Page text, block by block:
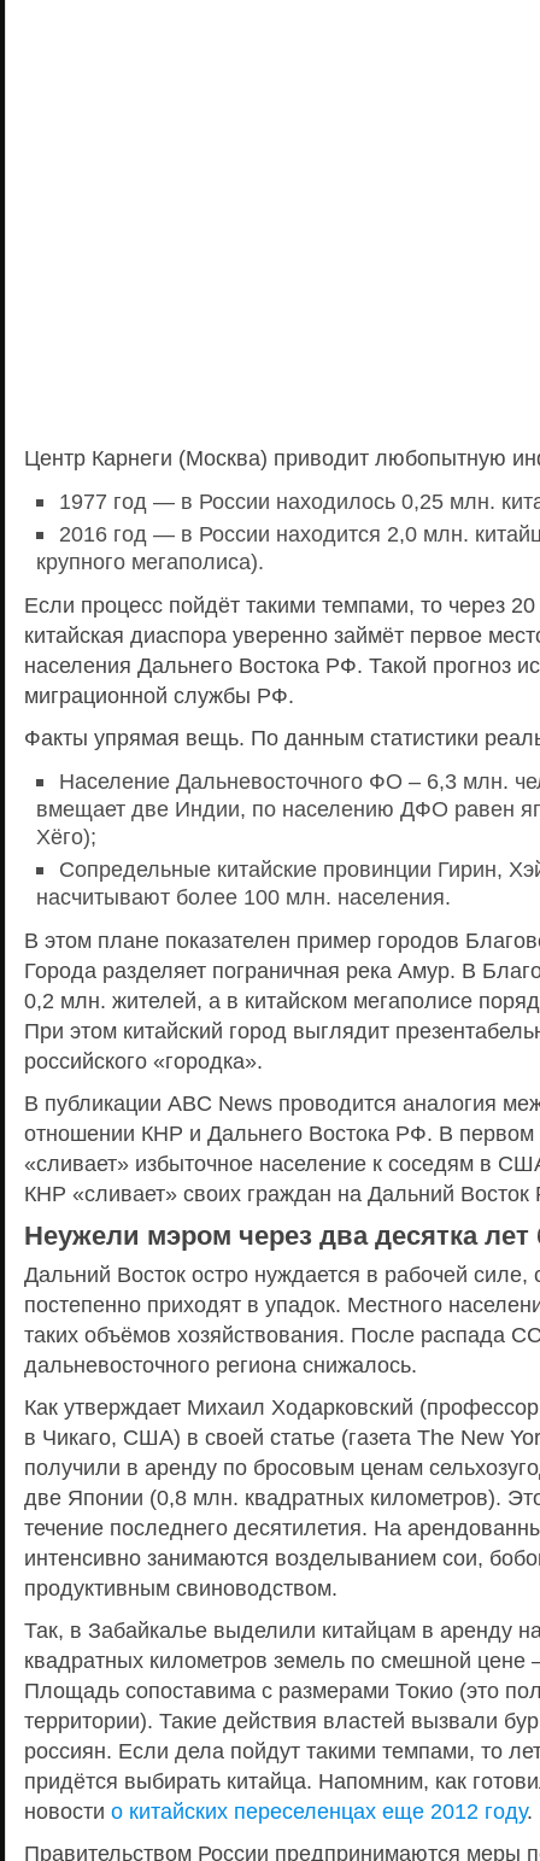
Центр Карнеги (Москва) приводит любопытную
1977 год — в России находилось 0,25 млн.
2016 год — в России находится 2,0 млн.
крупного мегаполиса).
Если процесс пойдёт такими темпами, то через
китайская диаспора уверенно займёт первое
населения Дальнего Востока РФ. Такой прогноз
миграционной службы РФ.
Факты упрямая вещь. По данным статистики
Население Дальневосточного ФО – 6,3 млн.
вмещает две Индии, по населению ДФО равен
Хёго);
Сопредельные китайские провинции Гирин,
насчитывают более 100 млн. населения.
В этом плане показателен пример городов
Города разделяет пограничная река Амур. В
0,2 млн. жителей, а в китайском мегаполисе
При этом китайский город выглядит
российского «городка».
В публикации ABC News проводится аналогия
отношении КНР и Дальнего Востока РФ. В первом
«сливает» избыточное население к соседям в
КНР «сливает» своих граждан на Дальний
Неужели мэром через два десятка лет
Дальний Восток остро нуждается в рабочей силе,
постепенно приходят в упадок. Местного
таких объёмов хозяйствования. После распада
дальневосточного региона снижалось.
Как утверждает Михаил Ходарковский
в Чикаго, США) в своей статье (газета The New
получили в аренду по бросовым ценам
две Японии (0,8 млн. квадратных километров).
течение последнего десятилетия. На
интенсивно занимаются возделыванием сои,
продуктивным свиноводством.
Так, в Забайкалье выделили китайцам в аренду
квадратных километров земель по смешной цене
Площадь сопоставима с размерами Токио (это
территории). Такие действия властей вызвали
россиян. Если дела пойдут такими темпами, то
придётся выбирать китайца. Напомним, как
новости о китайских переселенцах еще 2012 году.
Правительством России предпринимаются меры